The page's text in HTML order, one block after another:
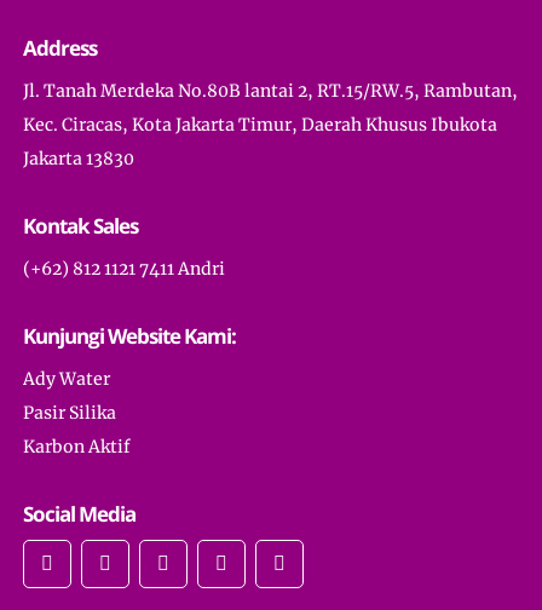
Address
Jl. Tanah Merdeka No.80B lantai 2, RT.15/RW.5, Rambutan,
Kec. Ciracas, Kota Jakarta Timur, Daerah Khusus Ibukota
Jakarta 13830
Kontak Sales
(+62) 812 1121 7411 Andri
Kunjungi Website Kami:
Ady Water
Pasir Silika
Karbon Aktif
Social Media